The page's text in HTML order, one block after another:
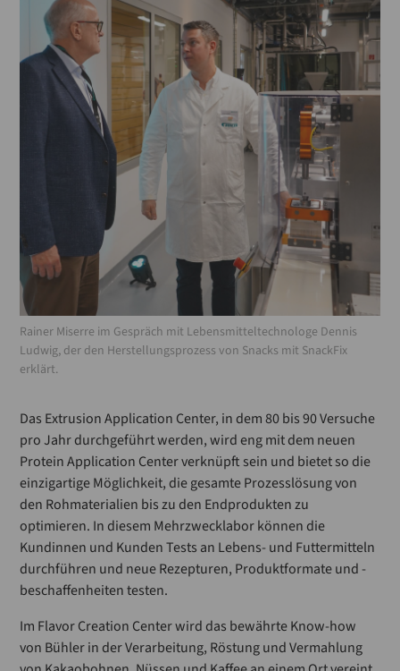
Rainer Miserre im Gespräch mit Lebensmitteltechnologe Dennis
Ludwig, der den Herstellungsprozess von Snacks mit SnackFix
erklärt.
Das Extrusion Application Center, in dem 80 bis 90 Versuche
pro Jahr durchgeführt werden, wird eng mit dem neuen
Protein Application Center verknüpft sein und bietet so die
einzigartige Möglichkeit, die gesamte Prozesslösung von
den Rohmaterialien bis zu den Endprodukten zu
optimieren. In diesem Mehrzwecklabor können die
Kundinnen und Kunden Tests an Lebens- und Futtermitteln
durchführen und neue Rezepturen, Produktformate und -
beschaffenheiten testen.
Im Flavor Creation Center wird das bewährte Know-how
von Bühler in der Verarbeitung, Röstung und Vermahlung